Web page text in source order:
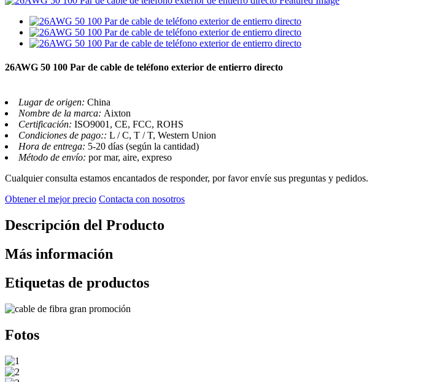
26AWG 50 100 Par de cable de teléfono exterior de entierro directo
Lugar de origen: China
Nombre de la marca: Aixton
Certificación: ISO9001, CE, FCC, ROHS
Condiciones de pago:: L / C, T / T, Western Union
Hora de entrega: 5-20 días (según la cantidad)
Método de envío: por mar, aire, expreso
Cualquier consulta estamos encantados de responder, por favor envíe sus preguntas y pedidos.
Obtener el mejor precio Contacta con nosotros
Descripción del Producto
Más información
Etiquetas de productos
Fotos